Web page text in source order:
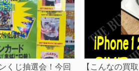
くじ抽選会！今回 【こんなの買